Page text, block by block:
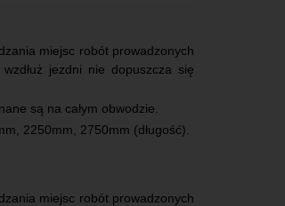
miejsc robót prowadzonych
jezdni nie dopuszcza się
są na całym obwodzie.
2250mm, 2750mm (długość).
miejsc robót prowadzonych